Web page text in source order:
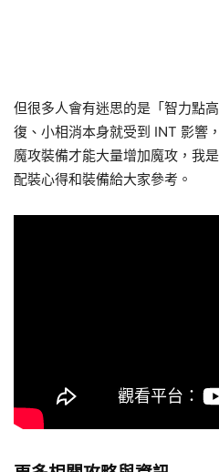
但很多人會有迷思的是「智力點
復、小相消本身就受到 INT 影響
魔攻裝備才能大量增加魔攻，我
配裝心得和裝備給大家參考。